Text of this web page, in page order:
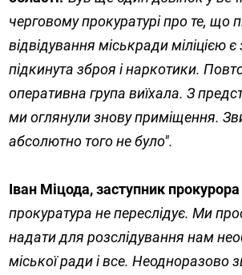
черговому прокуратурі про те, що
відвідування міськради міліцією є
підкинута зброя і наркотики.
оперативна група виїхала. З
ми оглянули знову приміщення.
абсолютно того не було".
Іван Міцода, заступник прокурора
прокуратура не переслідує. Ми
надати для розслідування нам
міської ради і все. Неодноразово